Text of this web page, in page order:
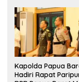
Kapolda Papua
Hadiri Rapat